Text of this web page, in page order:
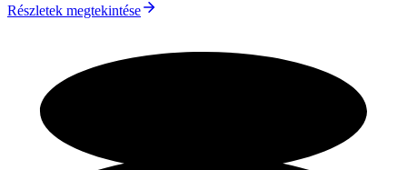
Részletek megtekintése